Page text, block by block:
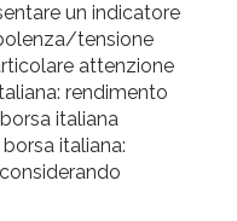
un indicatore
tensione
attenzione
rendimento
italiana
italiana: